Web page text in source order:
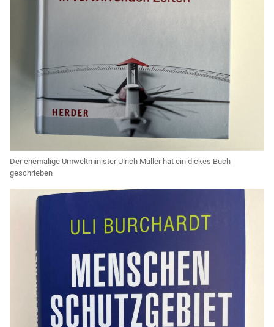
Der ehemalige Umweltminister Ulrich Müller hat ein dickes Buch
geschrieben